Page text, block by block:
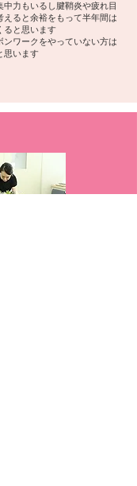
力もいるし腱鞘炎や疲れ目
えると余裕をもって半年間は
ると思います
ンワークをやっていない方は
思います